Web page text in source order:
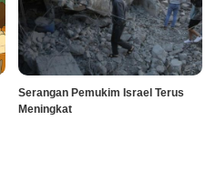
Serangan Pemukim Israel Terus
Meningkat